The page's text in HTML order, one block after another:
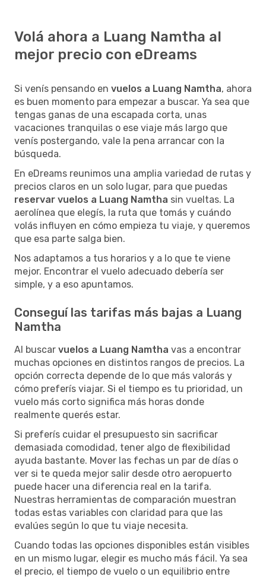
Volá ahora a Luang Namtha al
mejor precio con eDreams
Si venís pensando en vuelos a Luang Namtha, ahora
es buen momento para empezar a buscar. Ya sea que
tengas ganas de una escapada corta, unas
vacaciones tranquilas o ese viaje más largo que
venís postergando, vale la pena arrancar con la
búsqueda.
En eDreams reunimos una amplia variedad de rutas y
precios claros en un solo lugar, para que puedas
reservar vuelos a Luang Namtha sin vueltas. La
aerolínea que elegís, la ruta que tomás y cuándo
volás influyen en cómo empieza tu viaje, y queremos
que esa parte salga bien.
Nos adaptamos a tus horarios y a lo que te viene
mejor. Encontrar el vuelo adecuado debería ser
simple, y a eso apuntamos.
Conseguí las tarifas más bajas a Luang
Namtha
Al buscar vuelos a Luang Namtha vas a encontrar
muchas opciones en distintos rangos de precios. La
opción correcta depende de lo que más valorás y
cómo preferís viajar. Si el tiempo es tu prioridad, un
vuelo más corto significa más horas donde
realmente querés estar.
Si preferís cuidar el presupuesto sin sacrificar
demasiada comodidad, tener algo de flexibilidad
ayuda bastante. Mover las fechas un par de días o
ver si te queda mejor salir desde otro aeropuerto
puede hacer una diferencia real en la tarifa.
Nuestras herramientas de comparación muestran
todas estas variables con claridad para que las
evalúes según lo que tu viaje necesita.
Cuando todas las opciones disponibles están visibles
en un mismo lugar, elegir es mucho más fácil. Ya sea
el precio, el tiempo de vuelo o un equilibrio entre